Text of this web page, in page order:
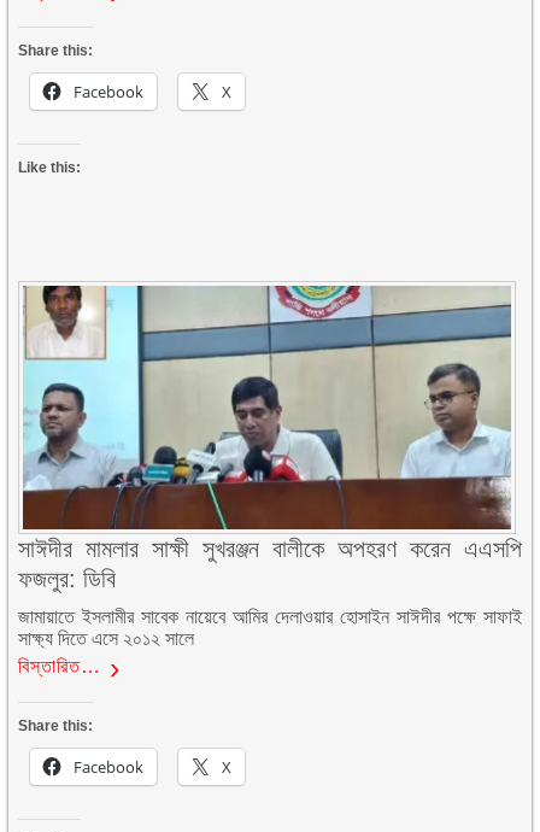
Share this:
Facebook X
Like this:
সাঈদীর মামলার সাক্ষী সুখরঞ্জন বালীকে অপহরণ করেন এএসপি
ফজলুর: ডিবি
জামায়াতে ইসলামীর সাবেক নায়েবে আমির দেলাওয়ার হোসাইন সাঈদীর পক্ষে সাফাই
সাক্ষ্য দিতে এসে ২০১২ সালে
বিস্তারিত…
Share this:
Facebook X